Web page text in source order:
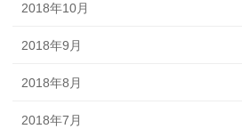
2018年10月
2018年9月
2018年8月
2018年7月